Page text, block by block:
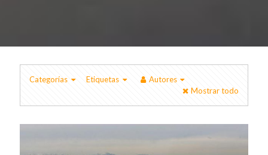
Categorías Etiquetas
Autores
Mostrar todo